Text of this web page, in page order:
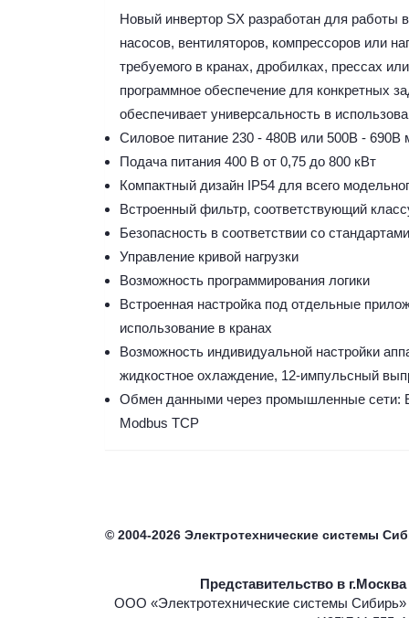
Новый инвертор SX разработан для работы
насосов, вентиляторов, компрессоров или
требуемого в кранах, дробилках, прессах
программное обеспечение для конкретных
обеспечивает универсальность в
Силовое питание 230 - 480В или 500В - 690В
Подача питания 400 В от 0,75 до 800 кВт
Компактный дизайн IP54 для всего
Встроенный фильтр, соответствующий
Безопасность в соответствии со
Управление кривой нагрузки
Возможность программирования логики
Встроенная настройка под отдельные
использование в кранах
Возможность индивидуальной настройки
жидкостное охлаждение, 12-импульсный
Обмен данными через промышленные сети:
Modbus TCP
© 2004-2026 Электротехнические системы
Представительство в г.Москва
ООО «Электротехнические системы Сибирь»